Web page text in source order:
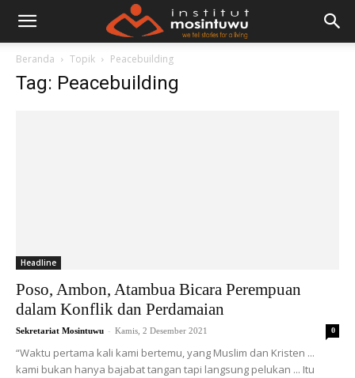
Beranda Topik Peacebuilding
Tag: Peacebuilding
Headline
Poso, Ambon, Atambua Bicara Perempuan
dalam Konflik dan Perdamaian
Sekretariat Mosintuwu - Kamis, 2 Desember 2021 0
“Waktu pertama kali kami bertemu, yang Muslim dan Kristen ...
kami bukan hanya bajabat tangan tapi langsung pelukan ... Itu